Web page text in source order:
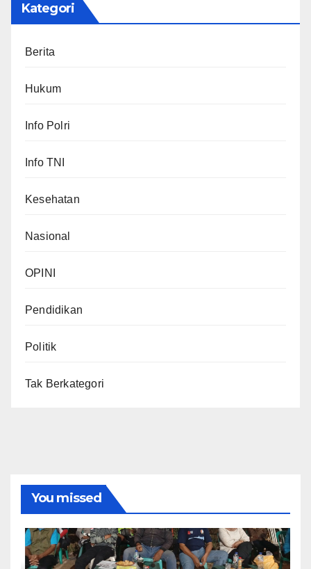
Kategori
Berita
Hukum
Info Polri
Info TNI
Kesehatan
Nasional
OPINI
Pendidikan
Politik
Tak Berkategori
You missed